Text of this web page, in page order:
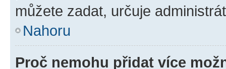
můžete zadat, určuje
Nahoru
Proč nemohu přidat více